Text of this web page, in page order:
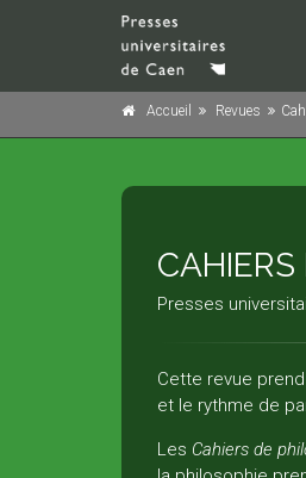
Accueil Revues
Presses
Cette revue
et le rythme de
Les Cahiers de